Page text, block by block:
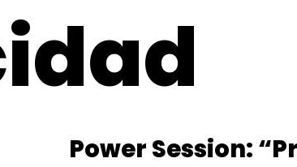
Power Session: